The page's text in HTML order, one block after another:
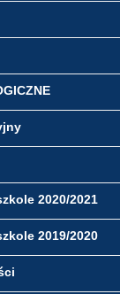
2020/2021
2019/2020